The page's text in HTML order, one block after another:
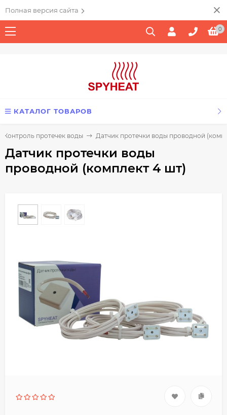
Полная версия сайта
0
КАТАЛОГ ТОВАРОВ
Контроль протечек воды Датчик протечки воды проводной
Датчик протечки воды
проводной (комплект 4 шт)